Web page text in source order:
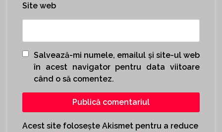
Site web
Salvează-mi numele, emailul și site-ul web
în acest navigator pentru data viitoare
când o să comentez.
Acest site folosește Akismet pentru a reduce